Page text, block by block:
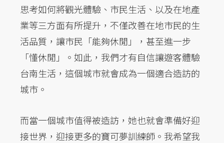
思考如何將觀光體驗、市民生活、以及在地產
業等三方面有所提升，不僅改善在地市民的生
活品質，讓市民「能夠休閒」，甚至進一步
「懂休閒」。如此，我們才有自信讓遊客體驗
台南生活，這個城市就會成為一個適合造訪的
城市。
而當一個城市值得被造訪，她也就會準備好迎
接世界，迎接更多的寶可夢訓練師。我希望我